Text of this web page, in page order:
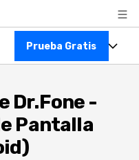
Prueba Gratis
Dr.Fone -
Pantalla